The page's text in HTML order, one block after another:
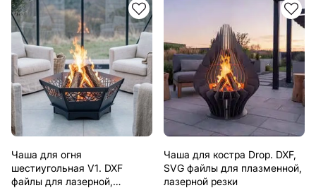
Чаша для огня
шестиугольная V1. DXF
файлы для лазерной,
Чаша для костра Drop. DXF,
SVG файлы для плазменной,
лазерной резки